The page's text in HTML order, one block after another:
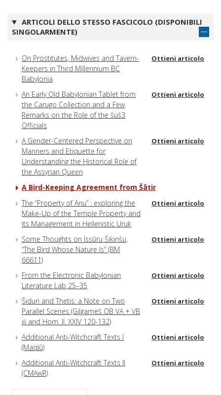
ARTICOLI DELLO STESSO FASCICOLO (DISPONIBILI
SINGOLARMENTE)
On Prostitutes, Midwives and Tavern-
Keepers in Third Millennium BC
Babylonia
Ottieni articolo
An Early Old Babylonian Tablet from
the Carugo Collection and a Few
Remarks on the Role of the šuš3
Officials
Ottieni articolo
A Gender-Centered Perspective on
Manners and Etiquette for
Understanding the Historical Role of
the Assyrian Queen
Ottieni articolo
A Bird-Keeping Agreement from Šātir
The “Property of Anu” : exploring the
Make-Up of the Temple Property and
its Management in Hellenistic Uruk
Ottieni articolo
Some Thoughts on Issūru Šikinšu,
“The Bird Whose Nature Is” (BM
66611)
Ottieni articolo
From the Electronic Babylonian
Literature Lab 25–35
Ottieni articolo
Šiduri and Thetis: a Note on Two
Parallel Scenes (Gilgameš OB VA + VB
iii and Hom. Il. XXIV 120-132)
Ottieni articolo
Additional Anti-Witchcraft Texts I
(Maqlû)
Ottieni articolo
Additional Anti-Witchcraft Texts II
(CMAwR)
Ottieni articolo
Septimius Severus, the Parthian